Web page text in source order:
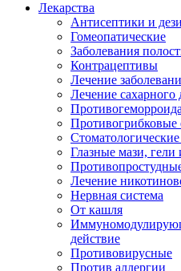
Лекарства
Антисептики и
Гомеопатические
Заболевания
Контрацептивы
Лечение
Лечение сахарного
Противогрибковые
Глазные мази, гели
Лечение
Нервная система
От кашля
действие
Противовирусные
Против аллергии